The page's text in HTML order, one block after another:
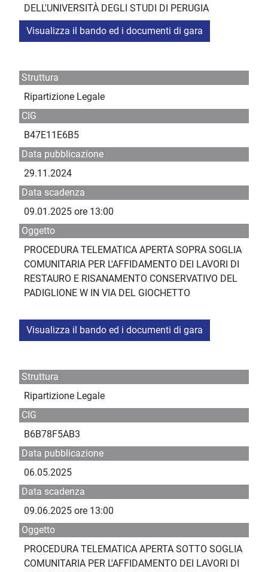
DELL'UNIVERSITÀ DEGLI STUDI DI PERUGIA
Visualizza il bando ed i documenti di gara
Struttura
Ripartizione Legale
CIG
B47E11E6B5
Data pubblicazione
29.11.2024
Data scadenza
09.01.2025 ore 13:00
Oggetto
PROCEDURA TELEMATICA APERTA SOPRA SOGLIA
COMUNITARIA PER L'AFFIDAMENTO DEI LAVORI DI
RESTAURO E RISANAMENTO CONSERVATIVO DEL
PADIGLIONE W IN VIA DEL GIOCHETTO
Visualizza il bando ed i documenti di gara
Struttura
Ripartizione Legale
CIG
B6B78F5AB3
Data pubblicazione
06.05.2025
Data scadenza
09.06.2025 ore 13:00
Oggetto
PROCEDURA TELEMATICA APERTA SOTTO SOGLIA
COMUNITARIA PER L'AFFIDAMENTO DEI LAVORI DI